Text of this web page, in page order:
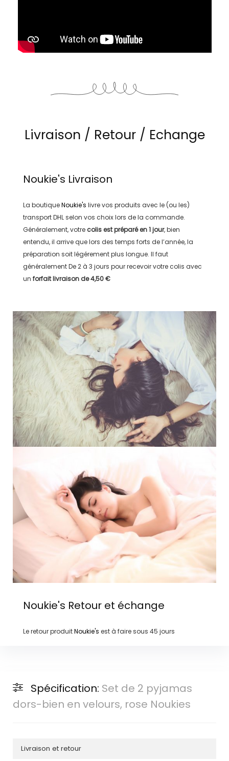
Livraison / Retour / Echange
Noukie's Livraison
La boutiqueNoukie's livre vos produits avec le (ou les)
transportDHLselon vos choix lors de la commande.
Généralement, votre colis est préparé en1 jour, bien
entendu, il arrive que lors des temps forts de l’année, la
préparation soit légérement plus longue. Il faut
généralementDe 2 à 3 jours pour recevoir votre colis avec
un forfait livraison de4,50 €
Noukie's Retour et échange
Le retour produitNoukie's est à faire sous 45 jours
Spécification: Set de 2 pyjamas
dors-bien en velours, rose Noukies
Livraison et retour